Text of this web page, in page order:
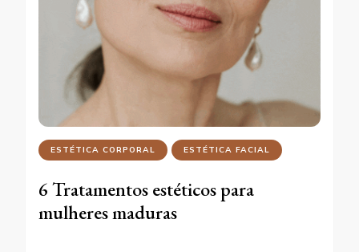
ESTÉTICA CORPORAL ESTÉTICA FACIAL
6 Tratamentos estéticos para
mulheres maduras